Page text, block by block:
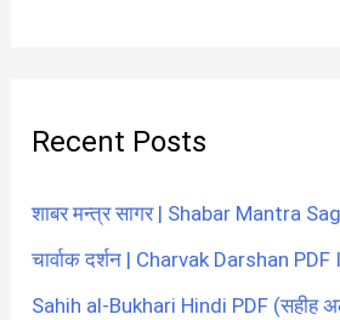
Recent Posts
शाबर मन्त्र सागर | Shabar Mantra
चार्वाक दर्शन | Charvak Darshan
Sahih al-Bukhari Hindi PDF (सहीह